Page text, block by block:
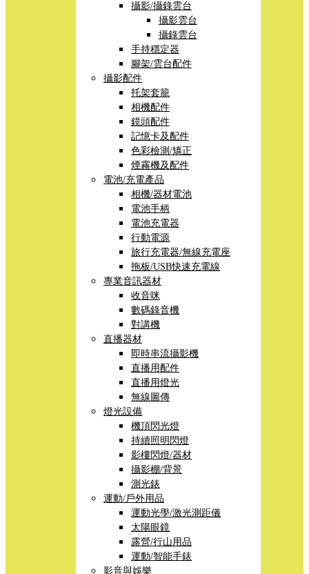
攝影/攝錄雲台
攝影雲台
攝錄雲台
手持穩定器
腳架/雲台配件
攝影配件
托架套籠
相機配件
鏡頭配件
記憶卡及配件
色彩檢測/矯正
煙霧機及配件
電池/充電產品
相機/器材電池
電池手柄
電池充電器
行動電源
旅行充電器/無線充電座
拖板/USB快速充電線
專業音訊器材
收音咪
數碼錄音機
對講機
直播器材
即時串流攝影機
直播用配件
直播用燈光
無線圖傳
燈光設備
機頂閃光燈
持續照明閃燈
影樓閃燈/器材
攝影棚/背景
測光錶
運動/戶外用品
運動光學/激光測距儀
太陽眼鏡
露營/行山用品
運動/智能手錶
影音與娛樂